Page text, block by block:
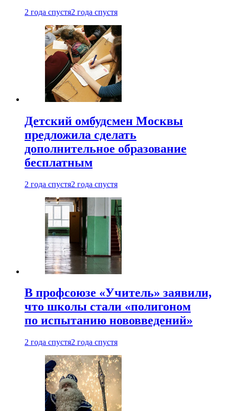
2 года спустя2 года спустя
Детский омбудсмен Москвы
предложила сделать
дополнительное образование
бесплатным
2 года спустя2 года спустя
В профсоюзе «Учитель» заявили,
что школы стали «полигоном
по испытанию нововведений»
2 года спустя2 года спустя